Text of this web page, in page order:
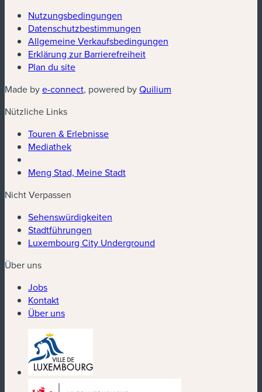
Nutzungsbedingungen
Datenschutzbestimmungen
Allgemeine Verkaufsbedingungen
Erklärung zur Barrierefreiheit
Plan du site
Made bye-connect, powered byQuilium
Nützliche Links
Touren & Erlebnisse
Mediathek
Meng Stad, Meine Stadt
Nicht Verpassen
Sehenswürdigkeiten
Stadtführungen
Luxembourg City Underground
Über uns
Jobs
Kontakt
Über uns